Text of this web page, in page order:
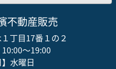
不動産販売
丁目17番１の２
10:00～19:00
】水曜日